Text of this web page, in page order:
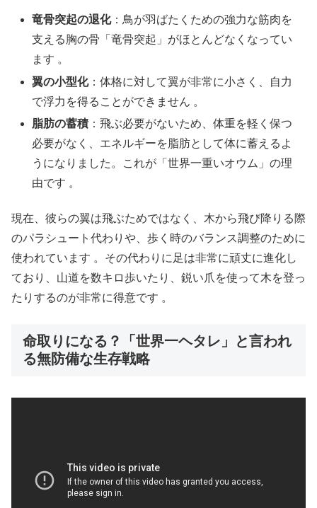
竜骨突起の退化：鳥が羽ばたくための強力な筋肉を
支える胸の骨「竜骨突起」がほとんどなくなってい
ます 。
翼の小型化：体格に対して翼が非常に小さく、自力
で浮力を得ることができません 。
脂肪の蓄積 ：飛ぶ必要がないため、体重を軽く保つ
必要がなく、エネルギーを脂肪として体に蓄えるよ
うになりました。これが「世界一重いオウム」の理
由です 。
現在、彼らの翼は飛ぶためではなく、木から飛び降りる際
のパラシュート代わりや、歩く時のバランス調整のために
使われています 。その代わりに足は非常に頑丈に進化し
ており、山道を数キロ歩いたり、鋭い爪を使って木を登っ
たりするのが非常に得意です 。
命取りになる？「世界一ヘタレ」と言われ
る無防備な生存戦略